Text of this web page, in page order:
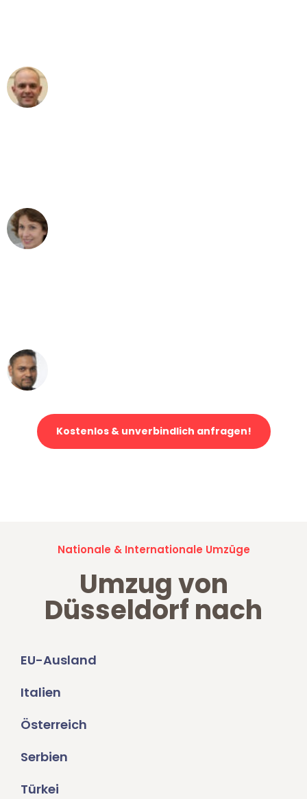
Kostenlos & unverbindlich anfragen!
Nationale & Internationale Umzüge
Umzug von
Düsseldorf nach
EU-Ausland
Italien
Österreich
Serbien
Türkei